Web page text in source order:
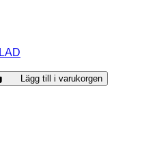
Lägg till i varukorgen